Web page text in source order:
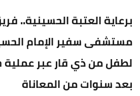
برعاية العتبة الحسينية..
مستشفى سفير الإمام
لطفل من ذي قار عبر عملية
بعد سنوات من المعاناة